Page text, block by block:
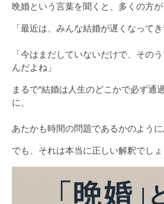
晩婚という言葉を聞くと、多くの方が
「最近は、みんな結婚が遅くなってき
「今はまだしていないだけで、その
んだよね」
まるで“結婚は人生のどこかで必ず通
に、
あたかも時間の問題であるかのように
でも、それは本当に正しい解釈でしょ